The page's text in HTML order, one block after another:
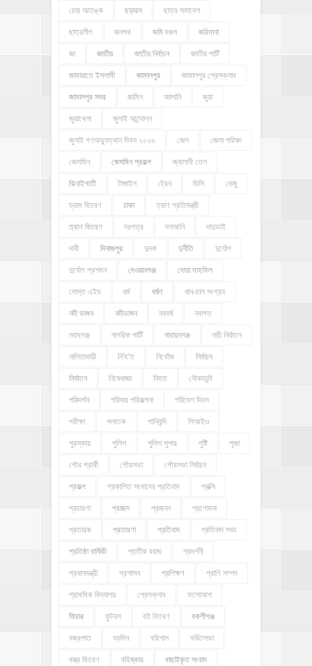
চোর আতঙ্ক ছড়ারস ছাত্র সমাবেশ
ছাত্রলীগ জনপথ জমি দখল জরিমানা
জা জাতীয় জাতীয় নির্বাচন জাতীয় পার্টি
জামায়াতে ইসলামী জামালপুর জামালপুর প্রেসক্লাব
জামালপুর সদর জামিন জালানি জুয়া
জুয়াখেলা জুলাই আন্দোলন
জুলাই গণঅভ্যুত্থান দিবস ২০২৬ জেল জেলা পরিষদ
জেসমিন জেসমিন প্রকল্প জ্বালানী তেল
ঝিনাইগাতী টাঙ্গাইল ট্রেন ডিসি ডেঙ্গু
ড্রাম বিতরণ ঢাকা ত্রাণ প্রতিমন্ত্রী
ত্রাণ বিতরণ দরপত্র দশআনি দাদুভাই
দাবী দিনাজপুর দুদক দুর্নীতি দুর্যোগ
দুর্যোগ প্রশমন দেওয়ানগঞ্জ দোয়া মাহফিল
দোস্ত এইড ধর্ম ধর্ষণ ধান-চাল সংগ্রহ
নদী ভাঙ্গন নদীভাঙ্গন নববর্ষ নবাগত
নবাবগঞ্জ নাগরিক পার্টি নারায়নগঞ্জ নারী নির্যাতন
নালিতাবাড়ী নি'হ'ত নিখোঁজ নির্বাচন
নির্যাতন নিষেধাজ্ঞা নিহত নৌকাডুবি
পরিদর্শন পরিবার পরিকল্পনা পরিবেশ দিবস
পরীক্ষা পলাতক পানিবন্দি পিআইও
পুরস্কার পুলিশ পুলিশ সুপার পুষ্টি পূজা
পৌর প্রার্থী পৌরসভা পৌরসভা নির্বাচন
প্রকল্প প্রকাশিত সংবাদের প্রতিবাদ প্রক্সি
প্রচারণা প্রচ্ছদ প্রজনন প্রণোদনা
প্রতারক প্রতারণা প্রতিবাদ প্রতিবাদ সভা
প্রতিষ্ঠা বার্ষিকী প্রতীক বরাদ্দ প্রদর্শনী
প্রধানমন্ত্রী প্রশাসন প্রশিক্ষণ প্রাণি সম্পদ
প্রাথমিক বিদ্যালয় প্রেসক্লাব ফলোআপ
ফিচার ফুটবল বই বিতরণ বকশীগঞ্জ
বজ্রপাত বড়দিন বরিশাল বর্ধিতসভা
বস্ত্র বিতরণ বহিষ্কার বাছাইকৃত সংবাদ